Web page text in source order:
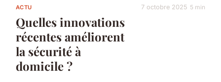
ACTU
Quelles innovations
récentes améliorent
la sécurité à
domicile ?
7 octobre 2025 5 min